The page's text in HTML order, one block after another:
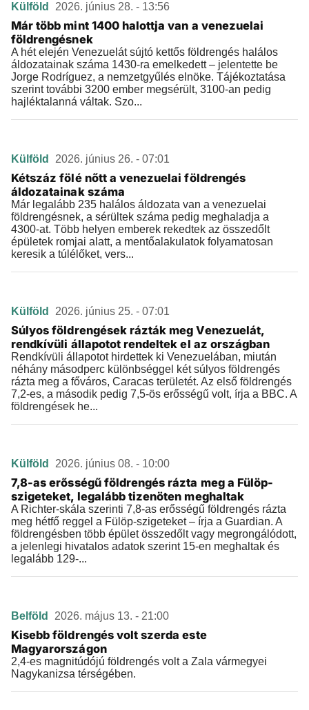
Külföld 2026. június 28. - 13:56
Már több mint 1400 halottja van a venezuelai
földrengésnek
A hét elején Venezuelát sújtó kettős földrengés halálos
áldozatainak száma 1430-ra emelkedett – jelentette be
Jorge Rodríguez, a nemzetgyűlés elnöke. Tájékoztatása
szerint további 3200 ember megsérült, 3100-an pedig
hajléktalanná váltak. Szo...
Külföld 2026. június 26. - 07:01
Kétszáz fölé nőtt a venezuelai földrengés
áldozatainak száma
Már legalább 235 halálos áldozata van a venezuelai
földrengésnek, a sérültek száma pedig meghaladja a
4300-at. Több helyen emberek rekedtek az összedőlt
épületek romjai alatt, a mentőalakulatok folyamatosan
keresik a túlélőket, vers...
Külföld 2026. június 25. - 07:01
Súlyos földrengések rázták meg Venezuelát,
rendkívüli állapotot rendeltek el az országban
Rendkívüli állapotot hirdettek ki Venezuelában, miután
néhány másodperc különbséggel két súlyos földrengés
rázta meg a főváros, Caracas területét. Az első földrengés
7,2-es, a második pedig 7,5-ös erősségű volt, írja a BBC. A
földrengések he...
Külföld 2026. június 08. - 10:00
7,8-as erősségű földrengés rázta meg a Fülöp-
szigeteket, legalább tizenöten meghaltak
A Richter-skála szerinti 7,8-as erősségű földrengés rázta
meg hétfő reggel a Fülöp-szigeteket – írja a Guardian. A
földrengésben több épület összedőlt vagy megrongálódott,
a jelenlegi hivatalos adatok szerint 15-en meghaltak és
legalább 129-...
Belföld 2026. május 13. - 21:00
Kisebb földrengés volt szerda este
Magyarországon
2,4-es magnitúdójú földrengés volt a Zala vármegyei
Nagykanizsa térségében.